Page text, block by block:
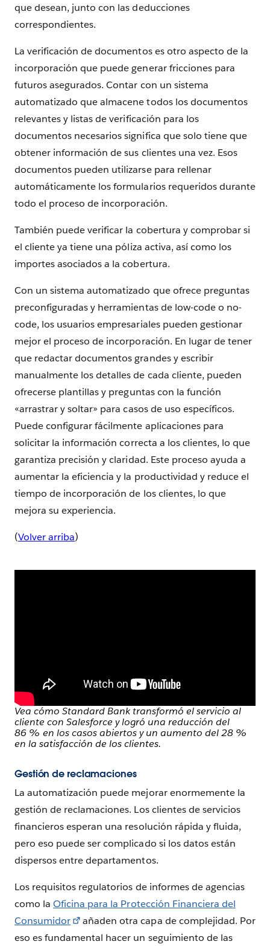
que desean, junto con las deducciones
correspondientes.
La verificación de documentos es otro aspecto de la
incorporación que puede generar fricciones para
futuros asegurados. Contar con un sistema
automatizado que almacene todos los documentos
relevantes y listas de verificación para los
documentos necesarios significa que solo tiene que
obtener información de sus clientes una vez. Esos
documentos pueden utilizarse para rellenar
automáticamente los formularios requeridos durante
todo el proceso de incorporación.
También puede verificar la cobertura y comprobar si
el cliente ya tiene una póliza activa, así como los
importes asociados a la cobertura.
Con un sistema automatizado que ofrece preguntas
preconfiguradas y herramientas de low-code o no-
code, los usuarios empresariales pueden gestionar
mejor el proceso de incorporación. En lugar de tener
que redactar documentos grandes y escribir
manualmente los detalles de cada cliente, pueden
ofrecerse plantillas y preguntas con la función
«arrastrar y soltar» para casos de uso específicos.
Puede configurar fácilmente aplicaciones para
solicitar la información correcta a los clientes, lo que
garantiza precisión y claridad. Este proceso ayuda a
aumentar la eficiencia y la productividad y reduce el
tiempo de incorporación de los clientes, lo que
mejora su experiencia.
(Volver arriba)
Vea cómo Standard Bank transformó el servicio al
cliente con Salesforce y logró una reducción del
86 % en los casos abiertos y un aumento del 28 %
en la satisfacción de los clientes.
Gestión de reclamaciones
La automatización puede mejorar enormemente la
gestión de reclamaciones. Los clientes de servicios
financieros esperan una resolución rápida y fluida,
pero eso puede ser complicado si los datos están
dispersos entre departamentos.
Los requisitos regulatorios de informes de agencias
como laOficina para la Protección Financiera del
Consumidor
añaden otra capa de complejidad. Por
eso es fundamental hacer un seguimiento de las